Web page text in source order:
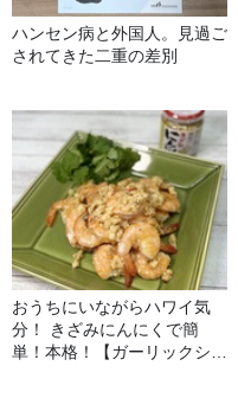
ハンセン病と外国人。見過ご
されてきた二重の差別
おうちにいながらハワイ気
分！ きざみにんにくで簡
単！本格！【ガーリックシュ